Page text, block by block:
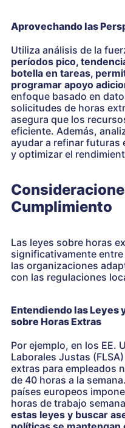
Aprovechando las
Utiliza análisis de la
períodos pico,
botella en tareas,
programar apoyo
enfoque basado en
solicitudes de horas
asegura que los
eficiente. Además,
ayudar a refinar futuras
y optimizar el
Cumplimiento
Las leyes sobre horas
significativamente
las organizaciones
con las regulaciones
Entendiendo las Leyes
sobre Horas Extras
Por ejemplo, en los EE.
Laborales Justas
extras para empleados
de 40 horas a la
países europeos
horas de trabajo
estas leyes y buscar